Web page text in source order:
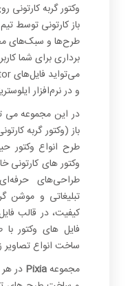
وکتور گربه کارتونی
باز کارتونی توسط
طرح‌ها و سبک‌های
برداری برای شما
و در نرم‌افزار
در این مجموعه می
باز (وکتور گربه
طرح انواع وکتور
وکتور های کارتونی
طراحی‌های
تبلیغاتی و موشن
فایل های وکتور
ساخت انواع تصاویر
مجموعهPixia در